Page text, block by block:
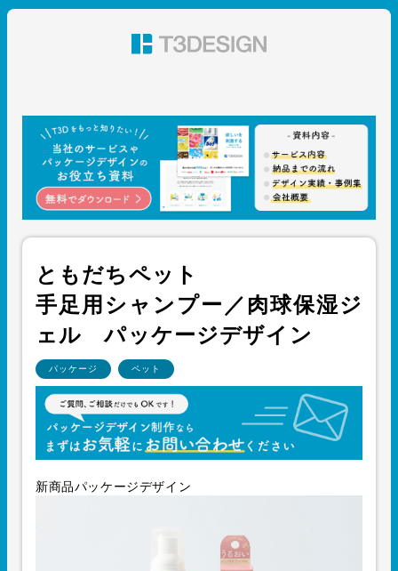
ン 株式会社T3デザイン
ともだちペット
手足用シャンプー／肉球保湿ジ
ェル パッケージデザイン
パッケージ ペット
新商品パッケージデザイン